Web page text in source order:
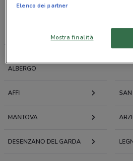
Offerte volantini e cataloghi per
ALBERGO
AFFI SAN
MANTOVA
DESENZANO DEL GARDA
Elenco dei partner
Mostra finalità